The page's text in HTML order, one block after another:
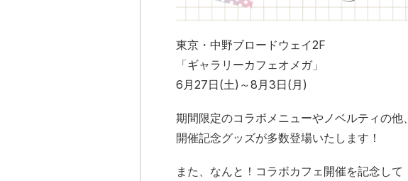
東京・中野ブロードウェイ2F
「ギャラリーカフェオメガ」
6月27日(土)～8月3日(月)
期間限定のコラボメニューやノベルティの他、
開催記念グッズが多数登場いたします！
また、なんと！コラボカフェ開催を記念して